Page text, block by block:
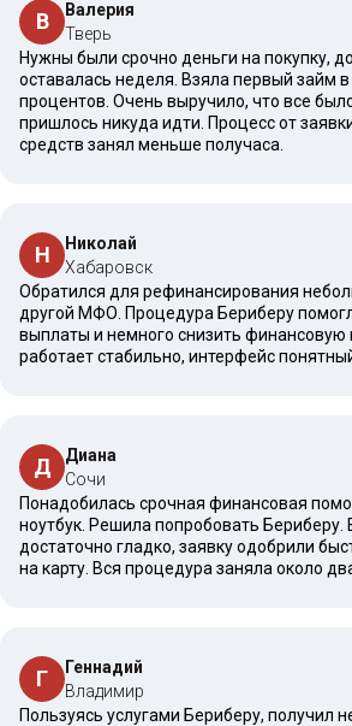
В
Валерия
Тверь
Нужны были срочно деньги на покупку,
оставалась неделя. Взяла первый займ
процентов. Очень выручило, что все
пришлось никуда идти. Процесс от
средств занял меньше получаса.
Н
Николай
Хабаровск
Обратился для рефинансирования
другой МФО. Процедура Бериберу
выплаты и немного снизить финансовую
работает стабильно, интерфейс
Д
Диана
Сочи
Понадобилась срочная финансовая
ноутбук. Решила попробовать Бериберу.
достаточно гладко, заявку одобрили
на карту. Вся процедура заняла около
Г
Геннадий
Владимир
Пользуясь услугами Бериберу, получил